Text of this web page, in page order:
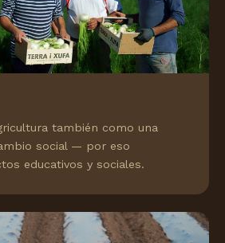
también como una
social — por eso
educativos y sociales.